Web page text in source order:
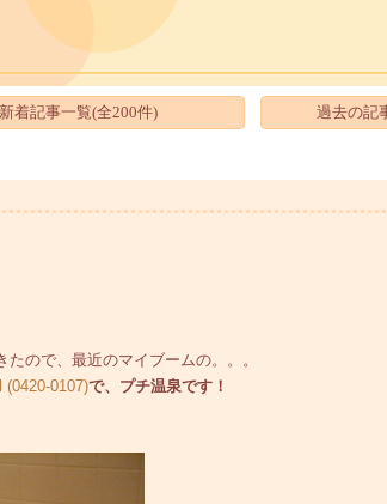
新着記事一覧(全200件) 過去の記
ので、最近のマイブームの。。。
で、プチ温泉です！